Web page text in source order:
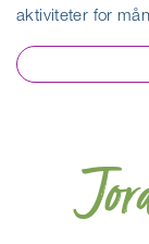
aktiviteter for